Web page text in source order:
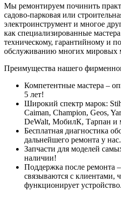
Мы ремонтируем починить
садово-парковая или
электроинструмент и многое
как специализированные
техническому, гарантийному и
обслуживанию многих мировых
Преимущества нашего
Компетентные мастера –
5 лет!
Широкий спектр марок:
Caiman, Champion, Geos,
DeWalt, МобилК, Тарпан и
Бесплатная диагностика
дальнейшего ремонта у нас.
Запчасти для моделей
наличии!
Поддержка после ремонта
связываются с клиентами,
функционирует устройство.